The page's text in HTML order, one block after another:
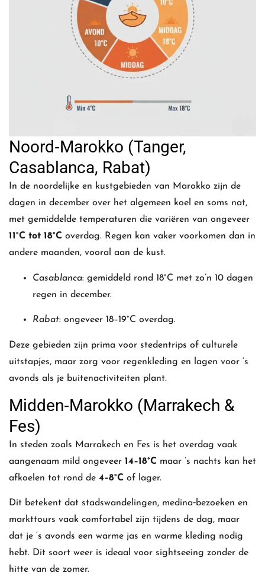
Noord‑Marokko (Tanger,
Casablanca, Rabat)
In de noordelijke en kustgebieden van Marokko zijn de
dagen in december over het algemeen koel en soms nat,
met gemiddelde temperaturen die variëren van ongeveer
11°C tot 18°C overdag. Regen kan vaker voorkomen dan in
andere maanden, vooral aan de kust.
Casablanca: gemiddeld rond 18°C met zo’n 10 dagen
regen in december.
Rabat: ongeveer 18–19°C overdag.
Deze gebieden zijn prima voor stedentrips of culturele
uitstapjes, maar zorg voor regenkleding en lagen voor ’s
avonds als je buitenactiviteiten plant.
Midden‑Marokko (Marrakech &
Fes)
In steden zoals Marrakech en Fes is het overdag vaak
aangenaam mild ongeveer 14–18°C maar ’s nachts kan het
afkoelen tot rond de 4–8°C of lager.
Dit betekent dat stadswandelingen, medina‑bezoeken en
markttours vaak comfortabel zijn tijdens de dag, maar
dat je ‘s avonds een warme jas en warme kleding nodig
hebt. Dit soort weer is ideaal voor sightseeing zonder de
hitte van de zomer.